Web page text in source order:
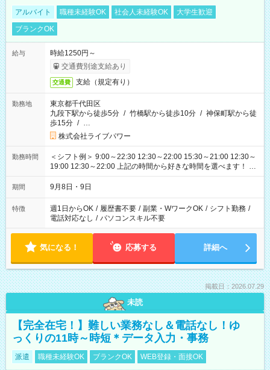
アルバイト 職種未経験OK 社会人未経験OK
大学生歓迎
ブランクOK
給与
時給1250円～
交通費別途支給あり
交通費 支給（規定有り）
勤務地
東京都千代田区
九段下駅から徒歩5分 / 竹橋駅から徒歩10分 / 神保町駅から徒
歩15分 / …
株式会社ライブパワー
勤務時間
＜シフト例＞ 9:00～22:30 12:30～22:00 15:30～21:00 12:30～
19:00 12:30～22:00 上記の時間から好きな時間を選べます！ ※
時間は変更となる可能性があります
期間 9月8日・9日
特徴 週1日からOK / 履歴書不要 / 副業・WワークOK / シフト勤務 /
電話対応なし / パソコンスキル不要
気になる！ 応募する 詳細へ
掲載日：2026.07.29
未読
【完全在宅！】難しい業務なし＆電話なし！ゆ
っくりの11時～時短＊データ入力・事務
派遣 職種未経験OK ブランクOK WEB登録・面接OK